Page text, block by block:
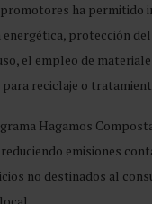
ha
protección
el empleo de
reciclaje o
Hagamos
emisiones
no destinados al